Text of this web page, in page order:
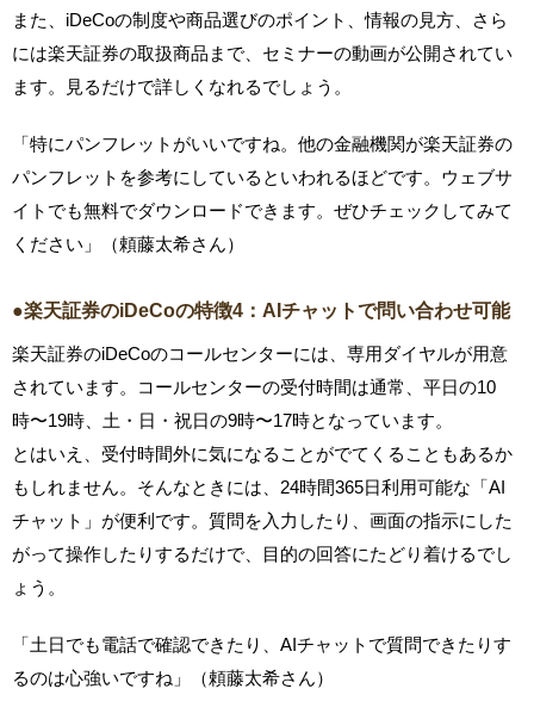
また、iDeCoの制度や商品選びのポイント、情報の見方、さら
には楽天証券の取扱商品まで、セミナーの動画が公開されてい
ます。見るだけで詳しくなれるでしょう。
「特にパンフレットがいいですね。他の金融機関が楽天証券の
パンフレットを参考にしているといわれるほどです。ウェブサ
イトでも無料でダウンロードできます。ぜひチェックしてみて
ください」（頼藤太希さん）
●楽天証券のiDeCoの特徴4：AIチャットで問い合わせ可能
楽天証券のiDeCoのコールセンターには、専用ダイヤルが用意
されています。コールセンターの受付時間は通常、平日の10
時〜19時、土・日・祝日の9時〜17時となっています。
とはいえ、受付時間外に気になることがでてくることもあるか
もしれません。そんなときには、24時間365日利用可能な「AI
チャット」が便利です。質問を入力したり、画面の指示にした
がって操作したりするだけで、目的の回答にたどり着けるでし
ょう。
「土日でも電話で確認できたり、AIチャットで質問できたりす
るのは心強いですね」（頼藤太希さん）